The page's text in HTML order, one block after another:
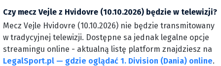
Czy mecz Vejle z Hvidovre (10.10.2026) będzie w telewizji?
Mecz Vejle Hvidovre (10.10.2026) nie będzie transmitowany
w tradycyjnej telewizji. Dostępne sa jednak legalne opcje
streamingu online - aktualną listę platform znajdziesz na
LegalSport.pl — gdzie oglądać 1. Division (Dania) online.